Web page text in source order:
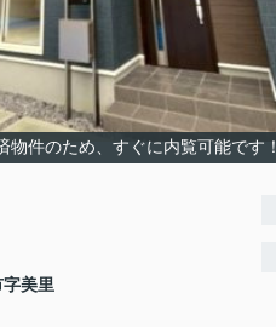
物件のため、すぐに内覧可能です！
字美里